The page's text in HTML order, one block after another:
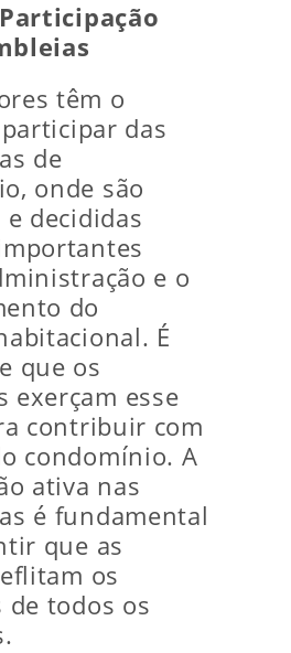
têm o
das
de
onde são
decididas
e o
do
É
que os
exerçam esse
contribuir com
condomínio. A
ativa nas
é fundamental
que as
os
de todos os